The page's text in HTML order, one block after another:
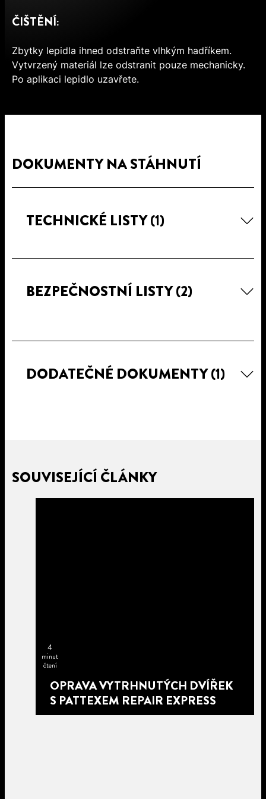
ČIŠTĚNÍ:
Zbytky lepidla ihned odstraňte vlhkým hadříkem.
Vytvrzený materiál lze odstranit pouze mechanicky.
Po aplikaci lepidlo uzavřete.
DOKUMENTY NA STÁHNUTÍ
TECHNICKÉ LISTY(1)
BEZPEČNOSTNÍ LISTY(2)
DODATEČNÉ DOKUMENTY(1)
SOUVISEJÍCÍ ČLÁNKY
4
minut
čtení
OPRAVA VYTRHNUTÝCH DVÍŘEK
S PATTEXEM REPAIR EXPRESS